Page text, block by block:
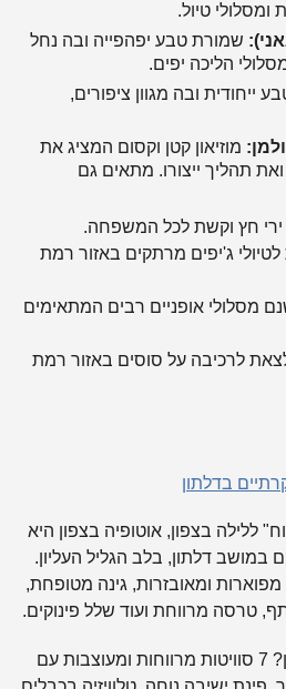
טיול.
שמורת טבע יפהפייה ובה נחל
הליכה יפים.
ייחודית ובה מגוון ציפורים,
מוזיאון קטן וקסום המציג את
תהליך ייצורו. מתאים גם
חץ וקשת לכל המשפחה.
לטיולי ג'יפים מרתקים באזור רמת
מסלולי אופניים רבים המתאימים
לצאת לרכיבה על סוסים באזור רמת
בדלתון
ללילה בצפון, אוטופיה בצפון היא
במושב דלתון, בלב הגליל העליון.
ומאובזרות, גינה מטופחת,
טרסה מרווחת ועוד שלל פינוקים.
מה תמצאו באוטופיה בצפון? 7 סוויטות מרווחות ומעוצבות עם